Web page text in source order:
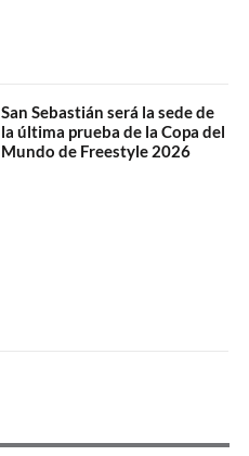
San Sebastián será la sede de
la última prueba de la Copa del
Mundo de Freestyle 2026